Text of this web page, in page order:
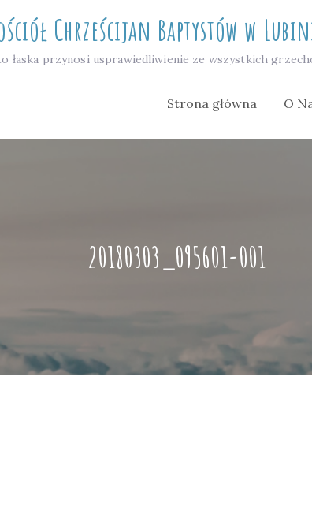
Chrześcijan Baptystów w
łaska przynosi usprawiedliwienie ze wszystkich
Strona główna O
20180303_095601-001